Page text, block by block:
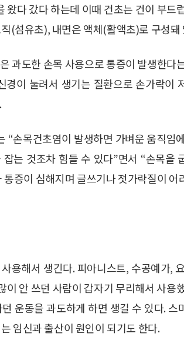
다 갔다 하는데 이때 건초는 건이 부드
(섬유초), 내면은 액체(활액초)로 구성돼
과도한 손목 사용으로 통증이 발생한다
이 눌려서 생기는 질환으로 손가락이
손목건초염이 발생하면 가벼운 움직임
는 것조차 힘들 수 있다”면서 “손목을
증이 심해지며 글쓰기나 젓가락질이 어
용해서 생긴다. 피아니스트, 수공예가,
안 쓰던 사람이 갑자기 무리해서 사용
운동을 과도하게 하면 생길 수 있다. 스
임신과 출산이 원인이 되기도 한다.